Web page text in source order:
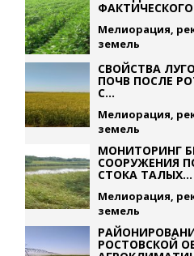
Мелиорация,
земель
СВОЙСТВА
ПОЧВ ПОСЛЕ
С...
Мелиорация,
земель
МОНИТОРИНГ
СООРУЖЕНИЯ
СТОКА ТАЛЫХ...
Мелиорация,
земель
РОСТОВСКОЙ